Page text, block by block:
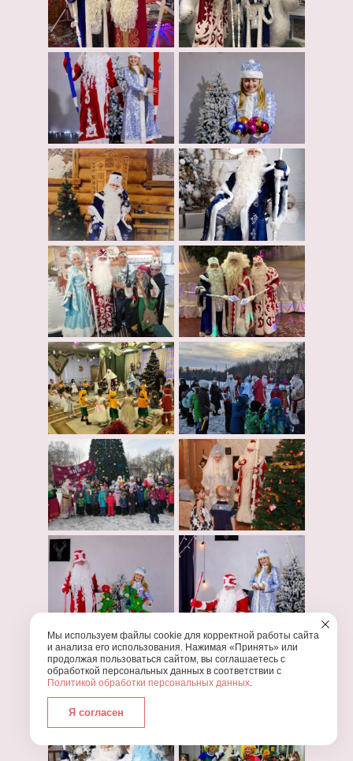
Мы используем файлы cookie для корректной работы сайта
и анализа его использования. Нажимая «Принять» или
продолжая пользоваться сайтом, вы соглашаетесь с
обработкой персональных данных в соответствии с
Политикой обработки персональных данных.
Я согласен